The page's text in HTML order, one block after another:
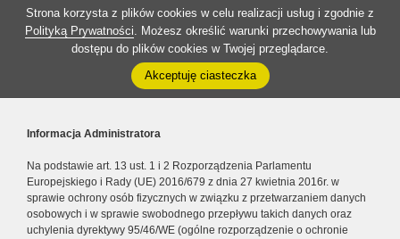
Strona korzysta z plików cookies w celu realizacji usług i zgodnie z
Polityką Prywatności. Możesz określić warunki przechowywania lub
dostępu do plików cookies w Twojej przeglądarce.
Akceptuję ciasteczka
Informacja Administratora
Na podstawie art. 13 ust. 1 i 2 Rozporządzenia Parlamentu
Europejskiego i Rady (UE) 2016/679 z dnia 27 kwietnia 2016r. w
sprawie ochrony osób fizycznych w związku z przetwarzaniem danych
osobowych i w sprawie swobodnego przepływu takich danych oraz
uchylenia dyrektywy 95/46/WE (ogólne rozporządzenie o ochronie